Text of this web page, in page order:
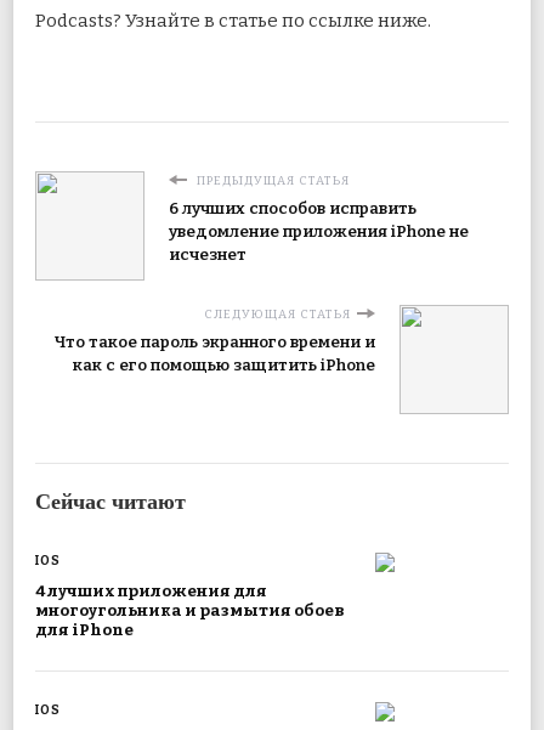
Podcasts? Узнайте в статье по ссылке ниже.
ПРЕДЫДУЩАЯ СТАТЬЯ
6 лучших способов исправить
уведомление приложения iPhone не
исчезнет
СЛЕДУЮЩАЯ СТАТЬЯ
Что такое пароль экранного времени и
как с его помощью защитить iPhone
Сейчас читают
IOS
4 лучших приложения для
многоугольника и размытия обоев
для iPhone
IOS